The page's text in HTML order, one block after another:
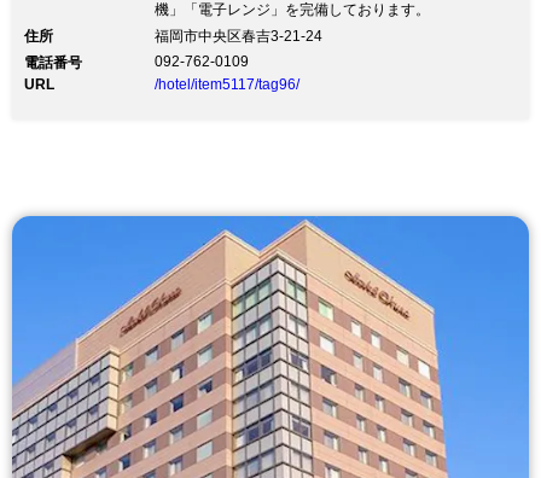
機」「電子レンジ」を完備しております。
住所
福岡市中央区春吉3-21-24
電話番号
092-762-0109
URL
/hotel/item5117/tag96/